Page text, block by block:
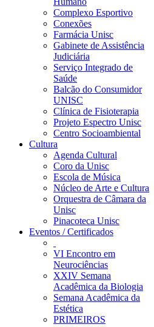
Complexo Esportivo
Conexões
Farmácia Unisc
Gabinete de Assistência
Judiciária
Serviço Integrado de
Saúde
Balcão do Consumidor
UNISC
Clínica de Fisioterapia
Projeto Espectro Unisc
Centro Socioambiental
Cultura
Agenda Cultural
Coro da Unisc
Escola de Música
Núcleo de Arte e Cultura
Orquestra de Câmara da
Unisc
Pinacoteca Unisc
Eventos / Certificados
VI Encontro em
Neurociências
XXIV Semana
Acadêmica da Biologia
Semana Acadêmica da
Estética
PRIMEIROS